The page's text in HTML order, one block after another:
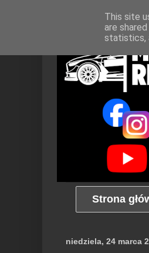
Strona
niedziela, 24 marca
This site
are
statistics,